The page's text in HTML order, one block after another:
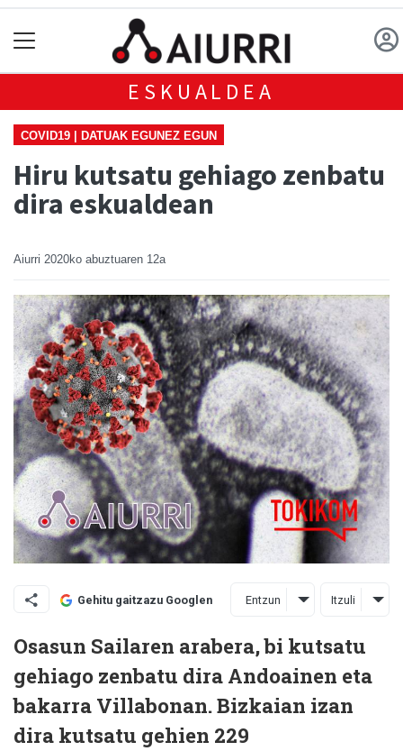
ESKUALDEA
COVID19 | DATUAK EGUNEZ EGUN
Hiru kutsatu gehiago zenbatu
dira eskualdean
Aiurri 2020ko abuztuaren 12a
Gehitu gaitzazu Googlen Entzun Itzuli
Osasun Sailaren arabera, bi kutsatu
gehiago zenbatu dira Andoainen eta
bakarra Villabonan. Bizkaian izan
dira kutsatu gehien 229